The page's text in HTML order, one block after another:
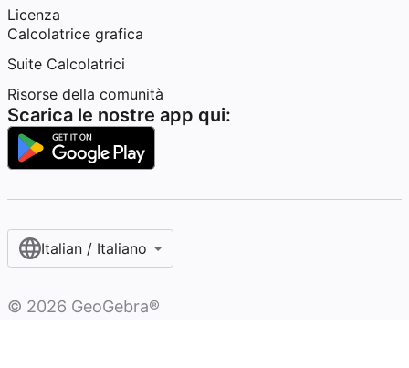
Licenza
Calcolatrice grafica
Suite Calcolatrici
Risorse della comunità
Scarica le nostre app qui:
Italian / Italiano‎
© 2026 GeoGebra®